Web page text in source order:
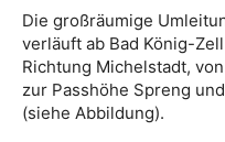
Die großräumige
verläuft ab Bad König-
Richtung Michelstadt,
zur Passhöhe Spreng
(siehe Abbildung).